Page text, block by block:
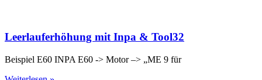
Leerlauferhöhung mit Inpa & Tool32
Beispiel E60 INPA E60 -> Motor –> „ME 9 für